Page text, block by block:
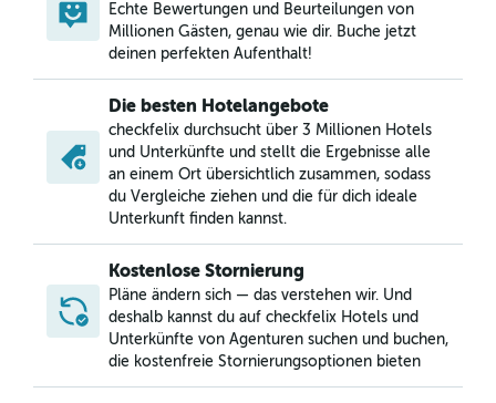
Echte Bewertungen und Beurteilungen von
Millionen Gästen, genau wie dir. Buche jetzt
deinen perfekten Aufenthalt!
Die besten Hotelangebote
checkfelix durchsucht über 3 Millionen Hotels
und Unterkünfte und stellt die Ergebnisse alle
an einem Ort übersichtlich zusammen, sodass
du Vergleiche ziehen und die für dich ideale
Unterkunft finden kannst.
Kostenlose Stornierung
Pläne ändern sich — das verstehen wir. Und
deshalb kannst du auf checkfelix Hotels und
Unterkünfte von Agenturen suchen und buchen,
die kostenfreie Stornierungsoptionen bieten